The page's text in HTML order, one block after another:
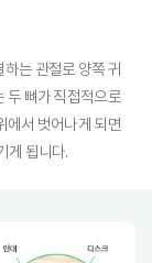
는 관절로 양쪽 귀
두 뼈가 직접적으로
에서 벗어나게 되면
게 됩니다.